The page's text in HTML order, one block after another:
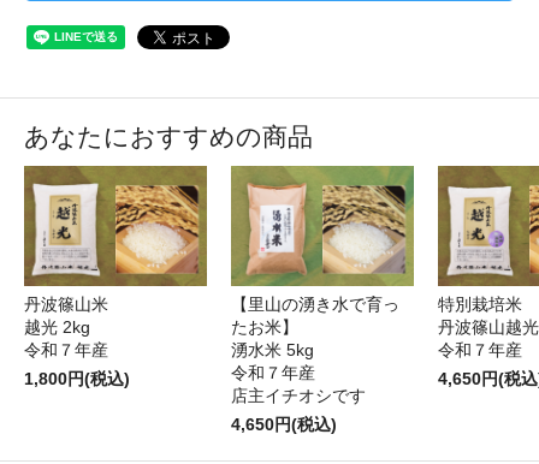
あなたにおすすめの商品
丹波篠山米
越光 2kg
令和７年産
1,800円(税込)
【里山の湧き水で育っ
たお米】
湧水米 5kg
令和７年産
店主イチオシです
4,650円(税込)
特別栽培米
丹波篠山越
令和７年産
4,650円(税